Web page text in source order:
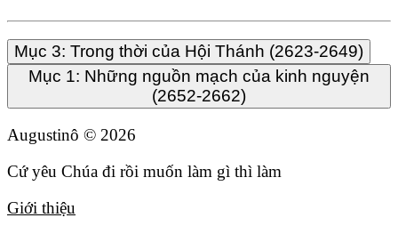
Mục 3: Trong thời của Hội Thánh (2623-2649)
Mục 1: Những nguồn mạch của kinh nguyện
(2652-2662)
Augustinô © 2026
Cứ yêu Chúa đi rồi muốn làm gì thì làm
Giới thiệu